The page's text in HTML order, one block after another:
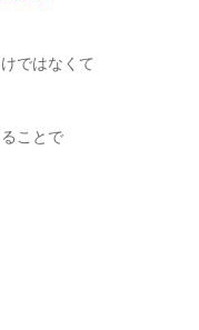
ではなくて
ことで